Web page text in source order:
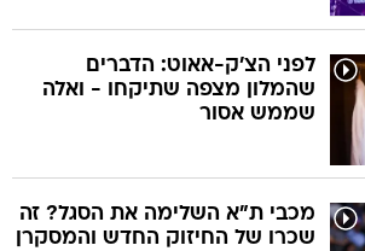
לפני הצ'ק-אאוט: הדברים
שהמלון מצפה שתיקחו - ואלה
שממש אסור
מכבי ת"א השלימה את הסגל? זה
שכרו של החיזוק החדש והמסקרן